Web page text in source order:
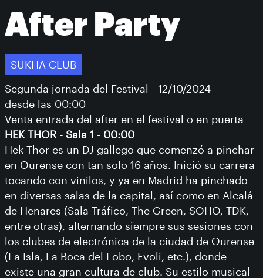
After Party
SUKHA CLUB
Segunda jornada del Festival - 12/10/2024
desde las 00:00
Venta entrada del after en el festival o en puerta
HEK THOR - Sala 1 - 00:00
Hek Thor es un DJ gallego que comenzó a pinchar
en Ourense con tan solo 16 años. Inició su carrera
tocando con vinilos, y ya en Madrid ha pinchado
en diversas salas de la capital, así como en Alcalá
de Henares (Sala Tráfico, The Green, SOHO, TDK,
entre otras), alternando siempre sus sesiones con
los clubes de electrónica de la ciudad de Ourense
(La Isla, La Boca del Lobo, Evoli, etc.), donde
existe una gran cultura de club. Su estilo musical